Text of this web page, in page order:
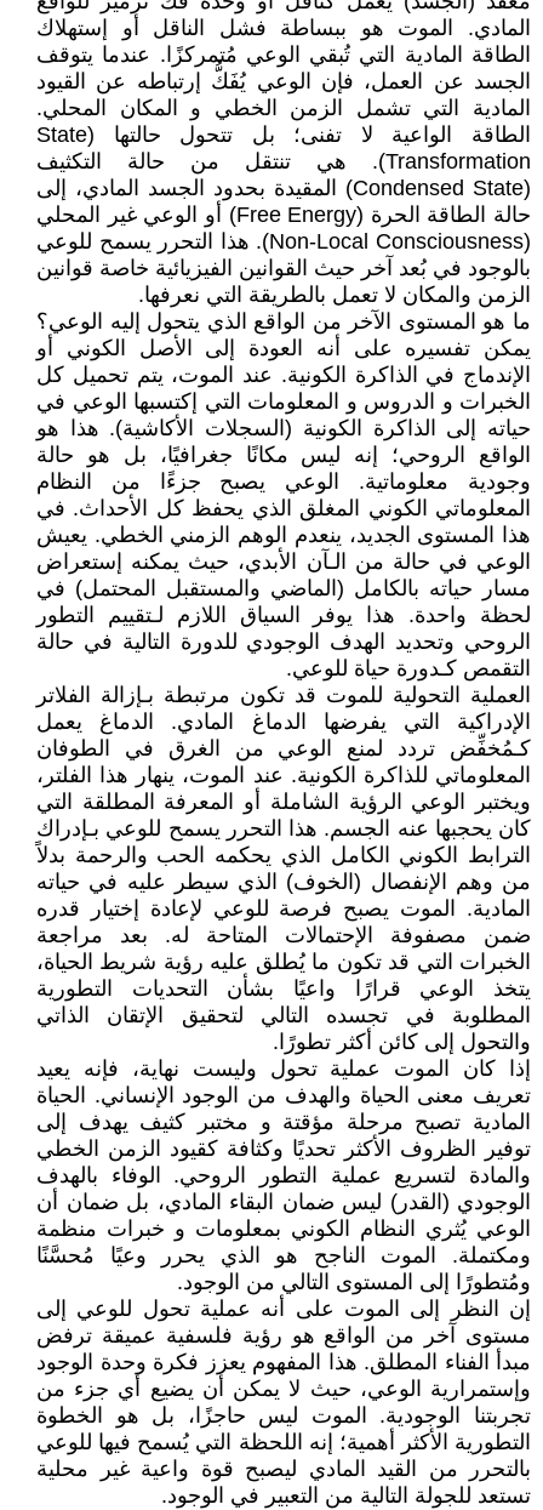
المادي. الموت هو ببساطة فشل الناقل أو إستهلاك
الطاقة المادية التي تُبقي الوعي مُتمركزًا. عندما يتوقف
الجسد عن العمل، فإن الوعي يُفَكُّ إرتباطه عن القيود
المادية التي تشمل الزمن الخطي و المكان المحلي.
الطاقة الواعية لا تفنى؛ بل تتحول حالتها (State
Transformation). هي تنتقل من حالة التكثيف
(Condensed State) المقيدة بحدود الجسد المادي، إلى
حالة الطاقة الحرة (Free Energy) أو الوعي غير المحلي
(Non-Local Consciousness). هذا التحرر يسمح للوعي
بالوجود في بُعد آخر حيث القوانين الفيزيائية خاصة قوانين
الزمن والمكان لا تعمل بالطريقة التي نعرفها.
ما هو المستوى الآخر من الواقع الذي يتحول إليه الوعي؟
يمكن تفسيره على أنه العودة إلى الأصل الكوني أو
الإندماج في الذاكرة الكونية. عند الموت، يتم تحميل كل
الخبرات و الدروس و المعلومات التي إكتسبها الوعي في
حياته إلى الذاكرة الكونية (السجلات الأكاشية). هذا هو
الواقع الروحي؛ إنه ليس مكانًا جغرافيًا، بل هو حالة
وجودية معلوماتية. الوعي يصبح جزءًا من النظام
المعلوماتي الكوني المغلق الذي يحفظ كل الأحداث. في
هذا المستوى الجديد، ينعدم الوهم الزمني الخطي. يعيش
الوعي في حالة من الـآن الأبدي، حيث يمكنه إستعراض
مسار حياته بالكامل (الماضي والمستقبل المحتمل) في
لحظة واحدة. هذا يوفر السياق اللازم لـتقييم التطور
الروحي وتحديد الهدف الوجودي للدورة التالية في حالة
التقمص كـدورة حياة للوعي.
العملية التحولية للموت قد تكون مرتبطة بـإزالة الفلاتر
الإدراكية التي يفرضها الدماغ المادي. الدماغ يعمل
كـمُخفِّض تردد لمنع الوعي من الغرق في الطوفان
المعلوماتي للذاكرة الكونية. عند الموت، ينهار هذا الفلتر،
ويختبر الوعي الرؤية الشاملة أو المعرفة المطلقة التي
كان يحجبها عنه الجسم. هذا التحرر يسمح للوعي بـإدراك
الترابط الكوني الكامل الذي يحكمه الحب والرحمة بدلاً
من وهم الإنفصال (الخوف) الذي سيطر عليه في حياته
المادية. الموت يصبح فرصة للوعي لإعادة إختيار قدره
ضمن مصفوفة الإحتمالات المتاحة له. بعد مراجعة
الخبرات التي قد تكون ما يُطلق عليه رؤية شريط الحياة،
يتخذ الوعي قرارًا واعيًا بشأن التحديات التطورية
المطلوبة في تجسده التالي لتحقيق الإتقان الذاتي
والتحول إلى كائن أكثر تطورًا.
إذا كان الموت عملية تحول وليست نهاية، فإنه يعيد
تعريف معنى الحياة والهدف من الوجود الإنساني. الحياة
المادية تصبح مرحلة مؤقتة و مختبر كثيف يهدف إلى
توفير الظروف الأكثر تحديًا وكثافة كقيود الزمن الخطي
والمادة لتسريع عملية التطور الروحي. الوفاء بالهدف
الوجودي (القدر) ليس ضمان البقاء المادي، بل ضمان أن
الوعي يُثري النظام الكوني بمعلومات و خبرات منظمة
ومكتملة. الموت الناجح هو الذي يحرر وعيًا مُحسَّنًا
ومُتطورًا إلى المستوى التالي من الوجود.
إن النظر إلى الموت على أنه عملية تحول للوعي إلى
مستوى آخر من الواقع هو رؤية فلسفية عميقة ترفض
مبدأ الفناء المطلق. هذا المفهوم يعزز فكرة وحدة الوجود
وإستمرارية الوعي، حيث لا يمكن أن يضيع أي جزء من
تجربتنا الوجودية. الموت ليس حاجزًا، بل هو الخطوة
التطورية الأكثر أهمية؛ إنه اللحظة التي يُسمح فيها للوعي
بالتحرر من القيد المادي ليصبح قوة واعية غير محلية
تستعد للجولة التالية من التعبير في الوجود.